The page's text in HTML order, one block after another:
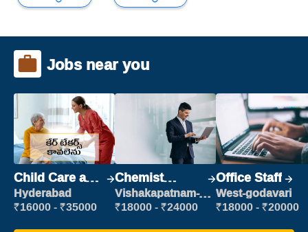
Jobs near you
Child Care and
Patient care
Hyderabad
₹16000 - ₹35000
Chemist
Production
Executive
Vishakapatnam-
new
₹18000 - ₹24000
Office Staff
West-godavari
₹18000 - ₹20000